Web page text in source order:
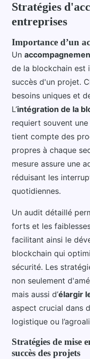
Stratégies
entreprises
Importance d’un
Un
de la blockchain est
succès d'un projet.
besoins uniques et
L’intégration de la
requiert souvent
tient compte des
propres à chaque
mesure assure une
réduisant les
quotidiennes.
Un audit détaillé
forts et les
facilitant ainsi le
blockchain qui
sécurité. Les
non seulement
mais aussi d’élargir
aspect crucial dans
logistique ou
Stratégies de mise
succès des projets